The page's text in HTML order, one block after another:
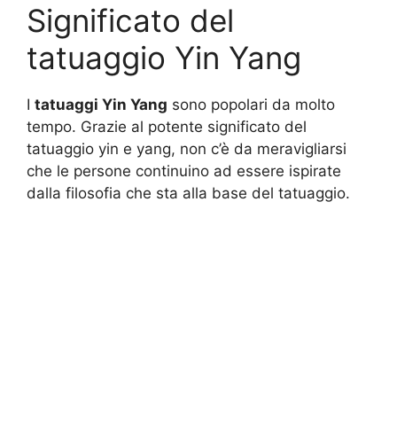
Significato del
tatuaggio Yin Yang
I tatuaggi Yin Yang sono popolari da molto
tempo. Grazie al potente significato del
tatuaggio yin e yang, non c’è da meravigliarsi
che le persone continuino ad essere ispirate
dalla filosofia che sta alla base del tatuaggio.